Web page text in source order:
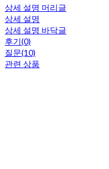
상세 설명 머리글
상세 설명
상세 설명 바닥글
후기(0)
질문(10)
관련 상품